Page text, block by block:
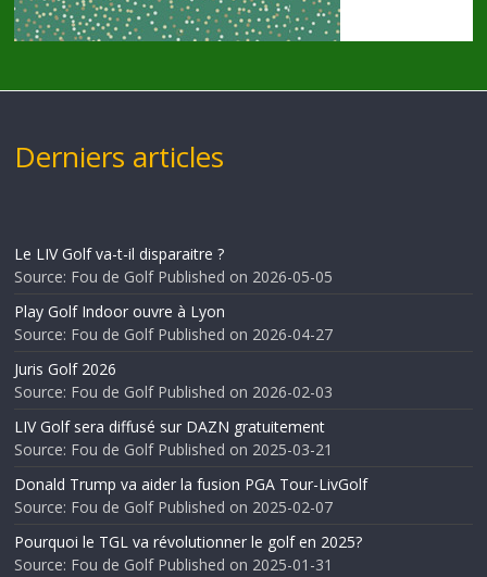
Derniers articles
Le LIV Golf va-t-il disparaitre ?
Source: Fou de Golf Published on 2026-05-05
Play Golf Indoor ouvre à Lyon
Source: Fou de Golf Published on 2026-04-27
Juris Golf 2026
Source: Fou de Golf Published on 2026-02-03
LIV Golf sera diffusé sur DAZN gratuitement
Source: Fou de Golf Published on 2025-03-21
Donald Trump va aider la fusion PGA Tour-LivGolf
Source: Fou de Golf Published on 2025-02-07
Pourquoi le TGL va révolutionner le golf en 2025?
Source: Fou de Golf Published on 2025-01-31